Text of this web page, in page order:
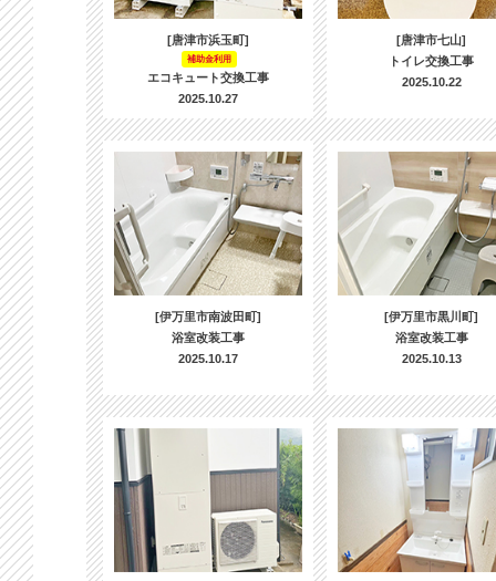
[唐津市浜玉町]
補助金利用
エコキュート交換工事
2025.10.27
[唐津市七山]
トイレ交換工事
2025.10.22
[伊万里市南波田町]
浴室改装工事
2025.10.17
[伊万里市黒川町]
浴室改装工事
2025.10.13